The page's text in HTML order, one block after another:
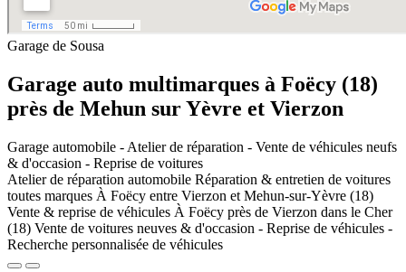
Garage de Sousa
Garage auto multimarques à Foëcy (18)
près de Mehun sur Yèvre et Vierzon
Garage automobile - Atelier de réparation - Vente de véhicules neufs
& d'occasion - Reprise de voitures
Atelier de réparation automobile Réparation & entretien de voitures
toutes marques À Foëcy entre Vierzon et Mehun-sur-Yèvre (18)
Vente & reprise de véhicules À Foëcy près de Vierzon dans le Cher
(18) Vente de voitures neuves & d'occasion - Reprise de véhicules -
Recherche personnalisée de véhicules